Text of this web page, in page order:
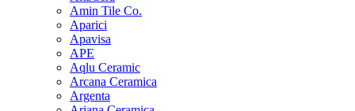
Amin Tile Co.
Aparici
Apavisa
APE
Aqlu Ceramic
Arcana Ceramica
Argenta